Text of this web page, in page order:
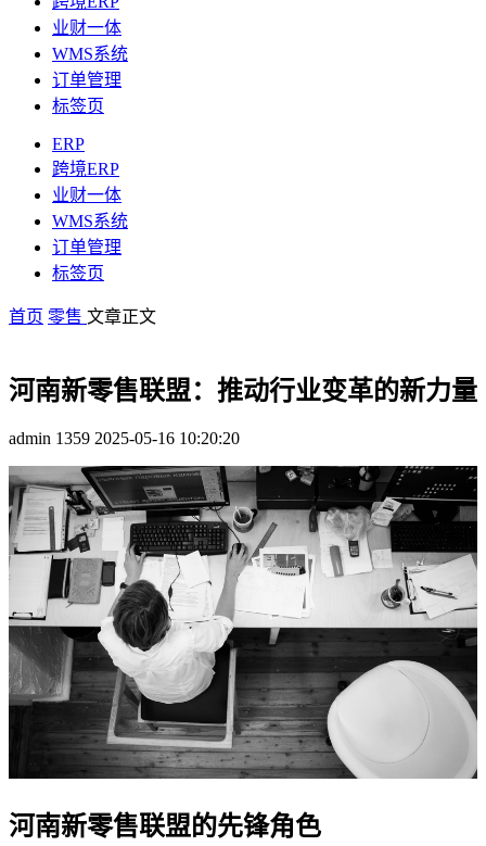
业财一体
WMS系统
订单管理
标签页
ERP
跨境ERP
业财一体
WMS系统
订单管理
标签页
首页 零售 文章正文
河南新零售联盟：推动行业变革的新力量
admin 1359 2025-05-16 10:20:20
河南新零售联盟的先锋角色